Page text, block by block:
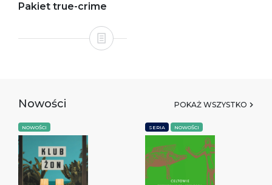
Pakiet true-crime
Nowości POKAŻ WSZYSTKO
NOWOŚCI SERIA NOWOŚCI